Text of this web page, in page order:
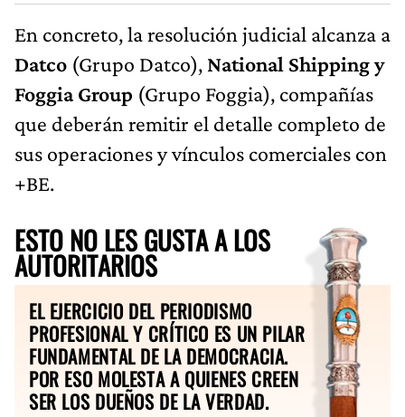
En concreto, la resolución judicial alcanza a
Datco (Grupo Datco), National Shipping y
Foggia Group (Grupo Foggia), compañías
que deberán remitir el detalle completo de
sus operaciones y vínculos comerciales con
+BE.
ESTO NO LES GUSTA A LOS
AUTORITARIOS
EL EJERCICIO DEL PERIODISMO
PROFESIONAL Y CRÍTICO ES UN PILAR
FUNDAMENTAL DE LA DEMOCRACIA.
POR ESO MOLESTA A QUIENES CREEN
SER LOS DUEÑOS DE LA VERDAD.